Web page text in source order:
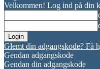
Velkommen! Log ind på din
Glemt din adgangskode? Få
Gendan adgangskode
Gendan din adgangskode